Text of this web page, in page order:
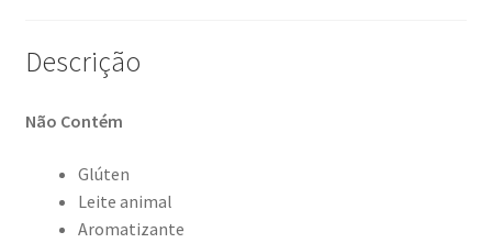
Descrição
Não Contém
Glúten
Leite animal
Aromatizante